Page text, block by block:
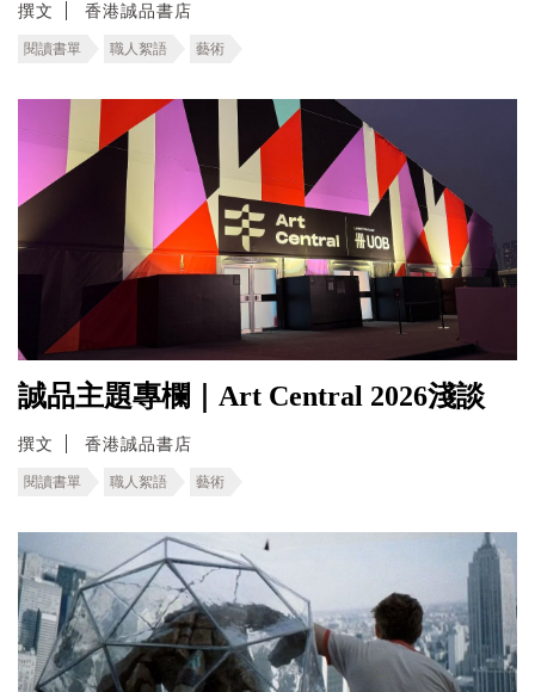
撰文 香港誠品書店
閱讀書單 職人絮語 藝術
誠品主題專欄｜Art Central 2026淺談
撰文 香港誠品書店
閱讀書單 職人絮語 藝術